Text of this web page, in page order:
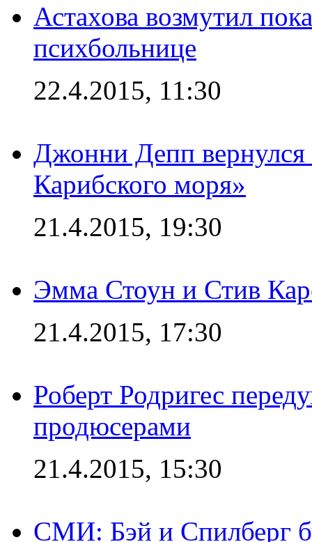
Астахова возмутил
психбольнице
22.4.2015, 11:30
Джонни Депп
Карибского моря»
21.4.2015, 19:30
Эмма Стоун и Стив
21.4.2015, 17:30
Роберт Родригес
продюсерами
21.4.2015, 15:30
СМИ: Бэй и Спилберг